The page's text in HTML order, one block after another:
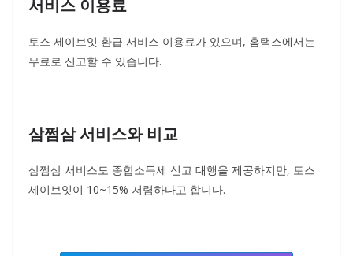
서비스 이용료
토스 세이브잇 환급 서비스 이용료가 있으며, 홈택스에서는
무료로 신고할 수 있습니다.
삼쩜삼 서비스와 비교
삼쩜삼 서비스도 종합소득세 신고 대행을 제공하지만, 토스
세이브잇이 10~15% 저렴하다고 합니다.